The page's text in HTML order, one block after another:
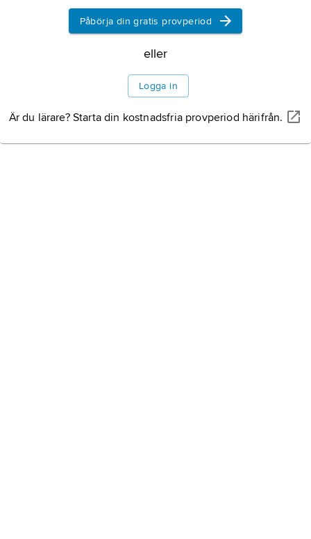
Påbörja din gratis provperiod
eller
Logga in
Är du lärare? Starta din kostnadsfria provperiod härifrån.